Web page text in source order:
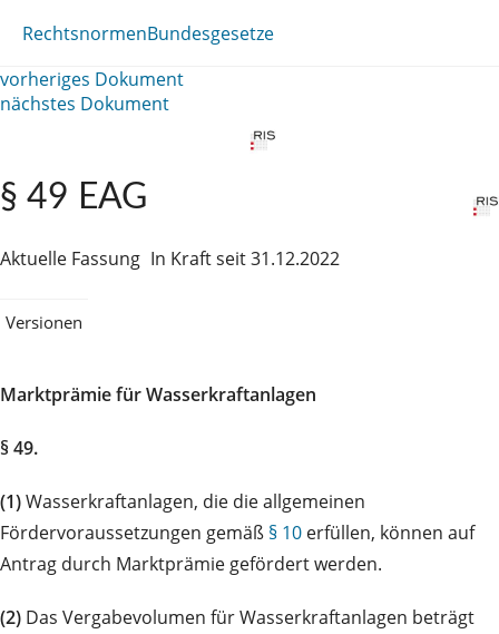
RechtsnormenBundesgesetze
vorheriges Dokument
nächstes Dokument
§ 49 EAG
Aktuelle Fassung In Kraft seit 31.12.2022
Versionen
Marktprämie für Wasserkraftanlagen
§ 49.
(1)Wasserkraftanlagen, die die allgemeinen
Fördervoraussetzungen gemäß § 10 erfüllen, können auf
Antrag durch Marktprämie gefördert werden.
(2) Das Vergabevolumen für Wasserkraftanlagen beträgt